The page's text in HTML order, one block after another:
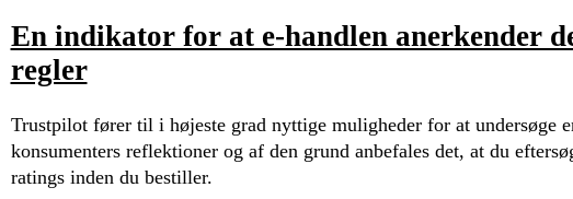
En indikator for at e-handlen anerkender
regler
Trustpilot fører til i højeste grad nyttige muligheder for at undersøge
konsumenters reflektioner og af den grund anbefales det, at du
ratings inden du bestiller.